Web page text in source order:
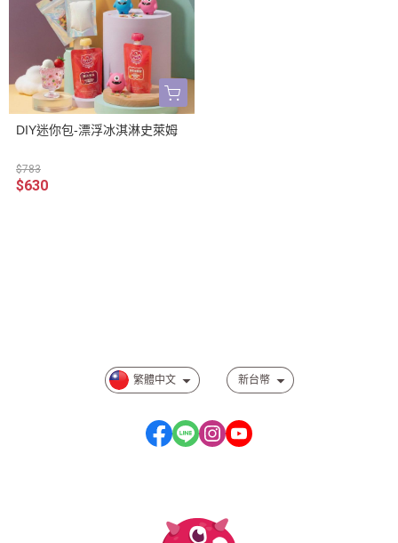
DIY迷你包-漂浮冰淇淋史萊姆
$783
$630
繁體中文 新台幣